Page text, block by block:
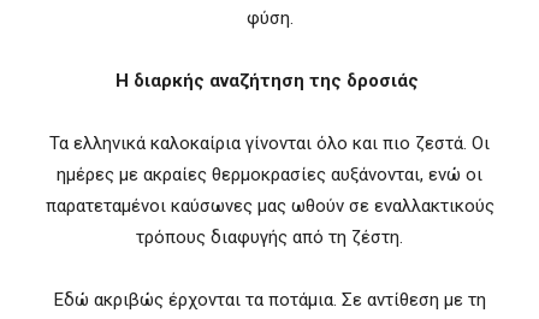
φύση.
Η διαρκής αναζήτηση της δροσιάς
Τα ελληνικά καλοκαίρια γίνονται όλο και πιο ζεστά. Οι
ημέρες με ακραίες θερμοκρασίες αυξάνονται, ενώ οι
παρατεταμένοι καύσωνες μας ωθούν σε εναλλακτικούς
τρόπους διαφυγής από τη ζέστη.
Εδώ ακριβώς έρχονται τα ποτάμια. Σε αντίθεση με τη